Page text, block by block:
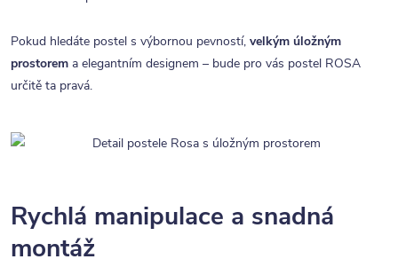
Pokud hledáte postel s výbornou pevností, velkým úložným
prostorem a elegantním designem – bude pro vás postel ROSA
určitě ta pravá.
Rychlá manipulace a snadná
montáž